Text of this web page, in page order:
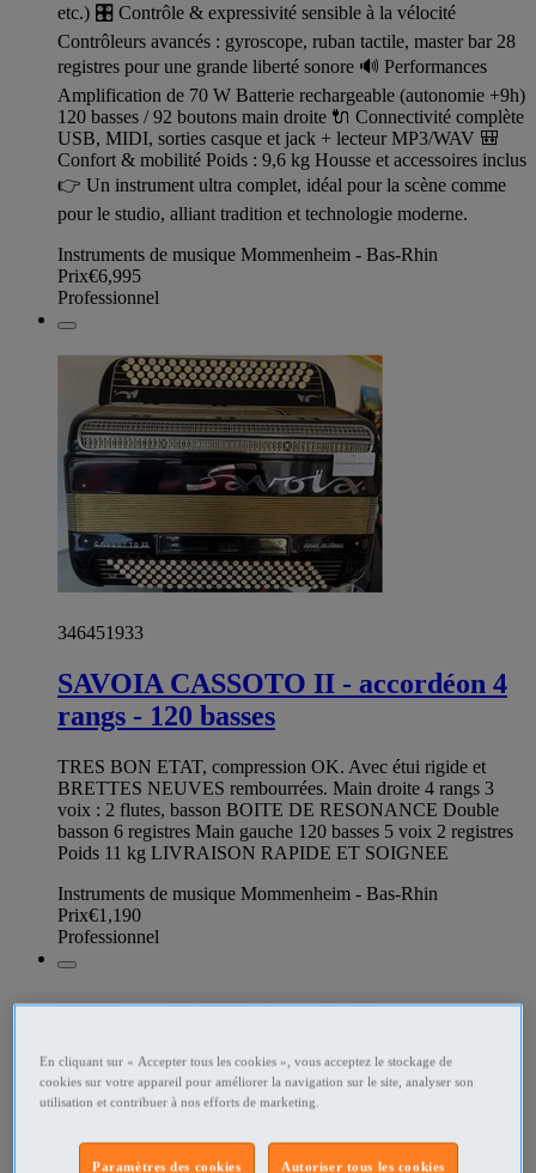
etc.) 🎛️ Contrôle & expressivité sensible à la vélocité
Contrôleurs avancés : gyroscope, ruban tactile, master bar 28
registres pour une grande liberté sonore 🔊 Performances
Amplification de 70 W Batterie rechargeable (autonomie +9h)
120 basses / 92 boutons main droite 🔌 Connectivité complète
USB, MIDI, sorties casque et jack + lecteur MP3/WAV 🎒
Confort & mobilité Poids : 9,6 kg Housse et accessoires inclus
👉 Un instrument ultra complet, idéal pour la scène comme
pour le studio, alliant tradition et technologie moderne.
Instruments de musique Mommenheim - Bas-Rhin
Prix€6,995
Professionnel
346451933
SAVOIA CASSOTO II - accordéon 4
rangs - 120 basses
TRES BON ETAT, compression OK. Avec étui rigide et
BRETTES NEUVES rembourrées. Main droite 4 rangs 3
voix : 2 flutes, basson BOITE DE RESONANCE Double
basson 6 registres Main gauche 120 basses 5 voix 2 registres
Poids 11 kg LIVRAISON RAPIDE ET SOIGNEE
Instruments de musique Mommenheim - Bas-Rhin
Prix€1,190
Professionnel
En cliquant sur « Accepter tous les cookies », vous acceptez le stockage de
cookies sur votre appareil pour améliorer la navigation sur le site, analyser son
utilisation et contribuer à nos efforts de marketing.
Autoriser tous les cookies
Paramètres des cookies